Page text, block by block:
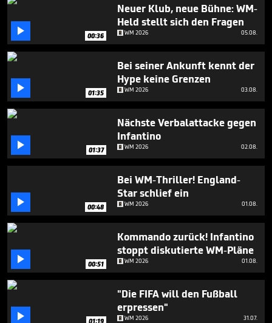
1
seconds
 00:36
Neuer Klub, neue Bühne: WM-
Held stellt sich den Fragen
WM 2026 05.08.
 01:35
Bei seiner Ankunft kennt der
Hype keine Grenzen
WM 2026 03.08.
 01:37
Nächste Verbalattacke gegen
Infantino
WM 2026 02.08.
 00:48
Bei WM-Thriller! England-
Star schlief ein
WM 2026 01.08.
 00:51
Kommando zurück! Infantino
stoppt diskutierte WM-Pläne
WM 2026 01.08.
 01:19
"Die FIFA will den Fußball
erpressen"
WM 2026 31.07.